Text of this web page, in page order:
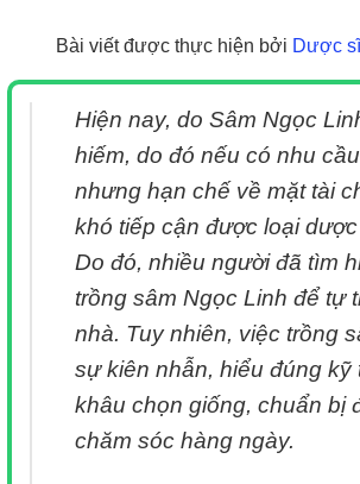
Bài viết được thực hiện bởi Dược
Hiện nay, do Sâm Ngọc
hiếm, do đó nếu có nhu
nhưng hạn chế về mặt tài
khó tiếp cận được loại dược
Do đó, nhiều người đã tìm
trồng sâm Ngọc Linh để tự
nhà. Tuy nhiên, việc trồng
sự kiên nhẫn, hiểu đúng kỹ
khâu chọn giống, chuẩn bị
chăm sóc hàng ngày.